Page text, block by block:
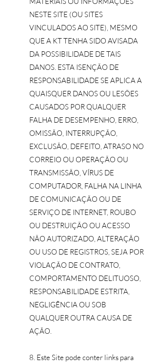
NESTE SITE (OU SITES
VINCULADOS AO SITE), MESMO
QUE A KT TENHA SIDO AVISADA
DA POSSIBILIDADE DE TAIS
DANOS. ESTA ISENÇÃO DE
RESPONSABILIDADE SE APLICA A
QUAISQUER DANOS OU LESÕES
CAUSADOS POR QUALQUER
FALHA DE DESEMPENHO, ERRO,
OMISSÃO, INTERRUPÇÃO,
EXCLUSÃO, DEFEITO, ATRASO NO
CORREIO OU OPERAÇÃO OU
TRANSMISSÃO, VÍRUS DE
COMPUTADOR, FALHA NA LINHA
DE COMUNICAÇÃO OU DE
SERVIÇO DE INTERNET, ROUBO
OU DESTRUIÇÃO OU ACESSO
NÃO AUTORIZADO, ALTERAÇÃO
OU USO DE REGISTROS, SEJA POR
VIOLAÇÃO DE CONTRATO,
COMPORTAMENTO DELITUOSO,
RESPONSABILIDADE ESTRITA,
NEGLIGÊNCIA OU SOB
QUALQUER OUTRA CAUSA DE
AÇÃO.
8. Este Site pode conter links para